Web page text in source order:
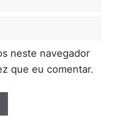
neste navegador
que eu comentar.